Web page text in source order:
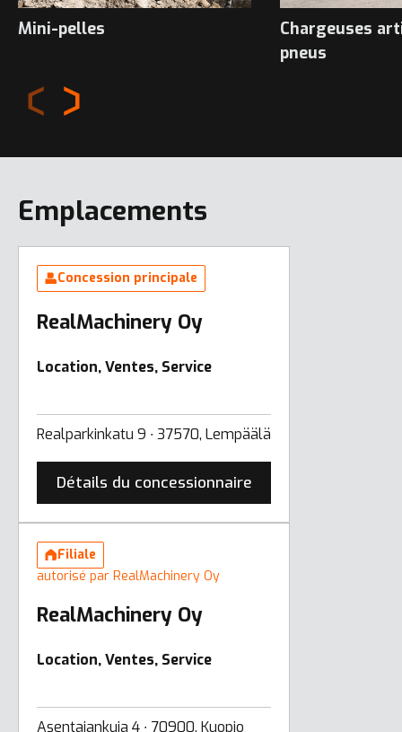
Mini-pelles
Chargeuses
pneus
Emplacements
Concession principale
RealMachinery Oy
Location, Ventes, Service
Realparkinkatu 9 ∙ 37570, Lempäälä
Détails du concessionnaire
Filiale
autorisé par RealMachinery Oy
RealMachinery Oy
Location, Ventes, Service
Asentajankuja 4 ∙ 70900, Kuopio